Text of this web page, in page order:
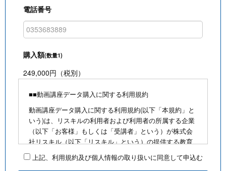
電話番号
購入額(数量1)
249,000円（税別）
■■動画講座データ購入に関する利用規約
動画講座データ購入に関する利用規約(以下「本規約」と
いう)は、リスキルの利用者および利用者の所属する企業
（以下「お客様」もしくは「受講者」という）が株式会
社リスキル（以下「リスキル」という）の提供する教育
研修動画等(以下、リスキルが制作・販売・録画・配信等
する教育研修に係る動画及びテキスト等を総称して「著
上記、利用規約及び個人情報の取り扱いに同意して申込む